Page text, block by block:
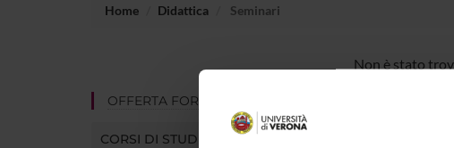
Home Didattica Seminari
OFFERTA FORMATIVA
CORSI DI STUDIO
Non è stato